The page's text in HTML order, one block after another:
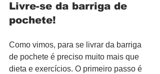
Livre-se da barriga de
pochete!
Como vimos, para se livrar da barriga
de pochete é preciso muito mais que
dieta e exercícios. O primeiro passo é